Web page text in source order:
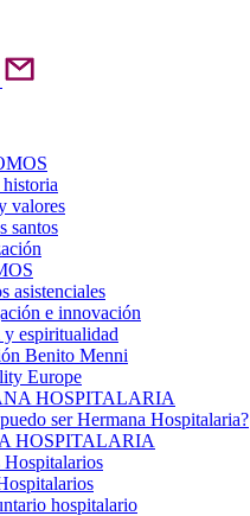
valores
santos
asistenciales
e innovación
y espiritualidad
Benito Menni
Europe
HOSPITALARIA
ser Hermana Hospitalaria?
HOSPITALARIA
Hospitalarios
hospitalario